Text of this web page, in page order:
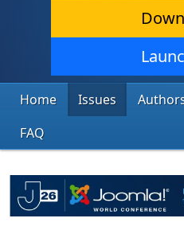
Home Issues
FAQ